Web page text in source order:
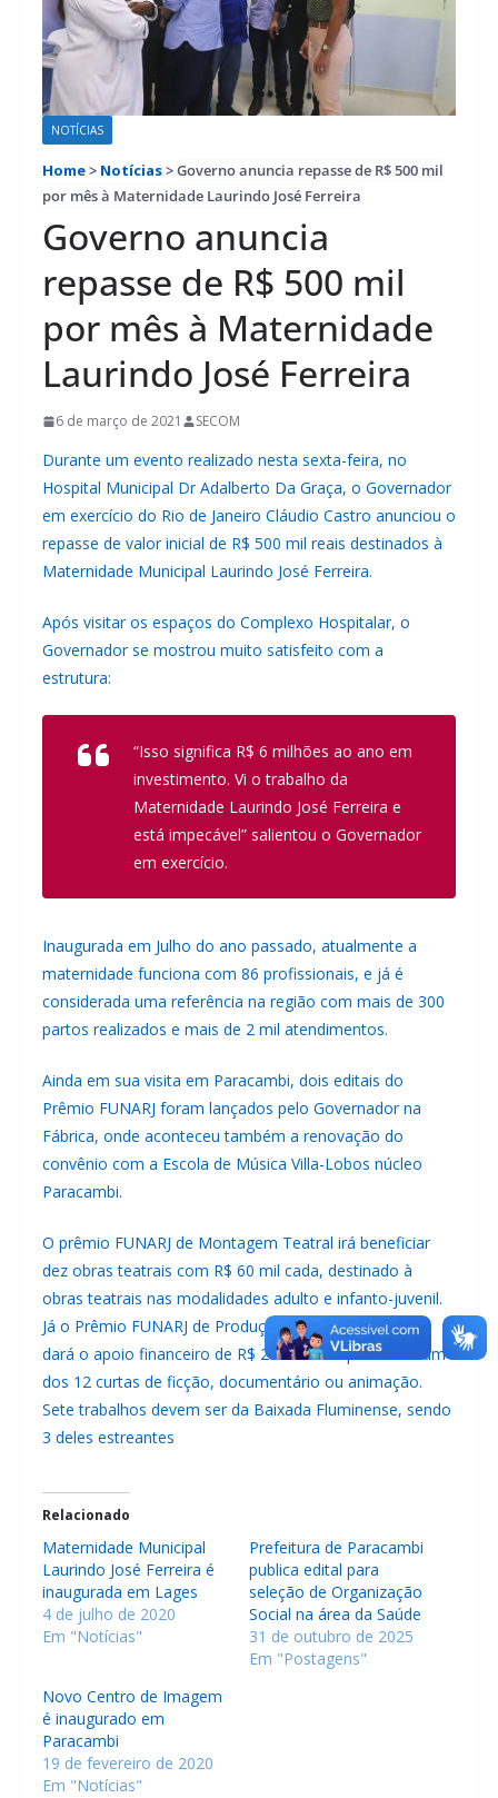
NOTÍCIAS
Home> Notícias>Governo anuncia repasse de R$ 500 mil
por mês à Maternidade Laurindo José Ferreira
Governo anuncia
repasse de R$ 500 mil
por mês à Maternidade
Laurindo José Ferreira
6 de março de 2021 SECOM
Durante um evento realizado nesta sexta-feira, no
Hospital Municipal Dr Adalberto Da Graça, o Governador
em exercício do Rio de Janeiro Cláudio Castro anunciou o
repasse de valor inicial de R$ 500 mil reais destinados à
Maternidade Municipal Laurindo José Ferreira.
Após visitar os espaços do Complexo Hospitalar, o
Governador se mostrou muito satisfeito com a
estrutura:
“Isso significa R$ 6 milhões ao ano em
investimento. Vi o trabalho da
Maternidade Laurindo José Ferreira e
está impecável” salientou o Governador
em exercício.
Inaugurada em Julho do ano passado, atualmente a
maternidade funciona com 86 profissionais, e já é
considerada uma referência na região com mais de 300
partos realizados e mais de 2 mil atendimentos.
Ainda em sua visita em Paracambi, dois editais do
Prêmio FUNARJ foram lançados pelo Governador na
Fábrica, onde aconteceu também a renovação do
convênio com a Escola de Música Villa-Lobos núcleo
Paracambi.
O prêmio FUNARJ de Montagem Teatral irá beneficiar
dez obras teatrais com R$ 60 mil cada, destinado à
obras teatrais nas modalidades adulto e infanto-juvenil.
Já o Prêmio FUNARJ de Produção de Curta-metragem
dará o apoio financeiro de R$ 25 mil reais para cada um
dos 12 curtas de ficção, documentário ou animação.
Sete trabalhos devem ser da Baixada Fluminense, sendo
3 deles estreantes
Relacionado
Maternidade Municipal
Laurindo José Ferreira é
inaugurada em Lages
4 de julho de 2020
Em "Notícias"
Prefeitura de Paracambi
publica edital para
seleção de Organização
Social na área da Saúde
31 de outubro de 2025
Em "Postagens"
Novo Centro de Imagem
é inaugurado em
Paracambi
19 de fevereiro de 2020
Em "Notícias"